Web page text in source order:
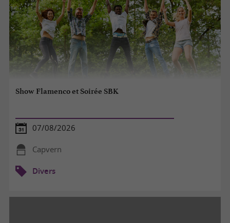
Show Flamenco et Soirée SBK
07/08/2026
Capvern
Divers